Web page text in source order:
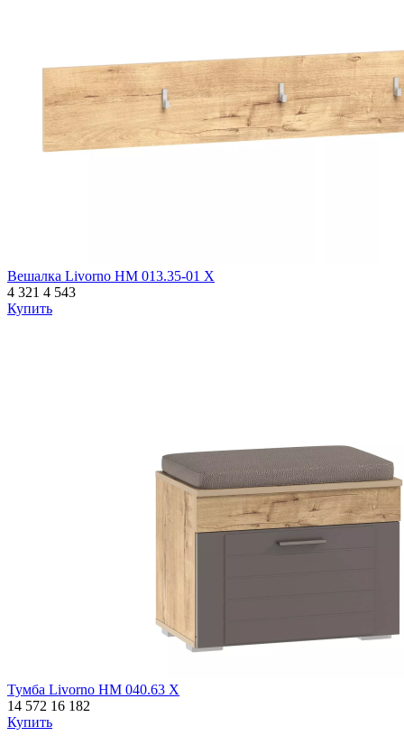
Вешалка Livorno НМ 013.35-01 Х
4 321 4 543
Купить
Тумба Livorno НМ 040.63 Х
14 572 16 182
Купить